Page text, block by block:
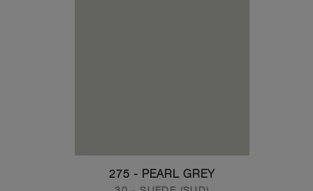
275 - PEARL GREY